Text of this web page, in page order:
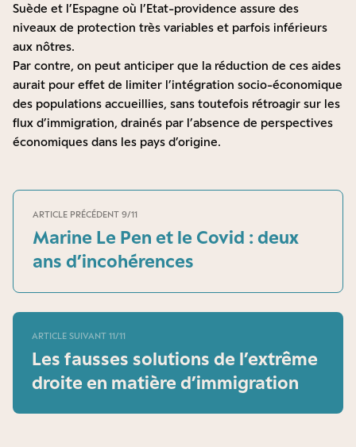
Suède et l’Espagne où l’Etat-providence assure des
niveaux de protection très variables et parfois inférieurs
aux nôtres.
Par contre, on peut anticiper que la réduction de ces aides
aurait pour effet de limiter l’intégration socio-économique
des populations accueillies, sans toutefois rétroagir sur les
flux d’immigration, drainés par l’absence de perspectives
économiques dans les pays d’origine.
ARTICLE PRÉCÉDENT 9/11
Marine Le Pen et le Covid : deux
ans d’incohérences
ARTICLE SUIVANT 11/11
Les fausses solutions de l’extrême
droite en matière d’immigration